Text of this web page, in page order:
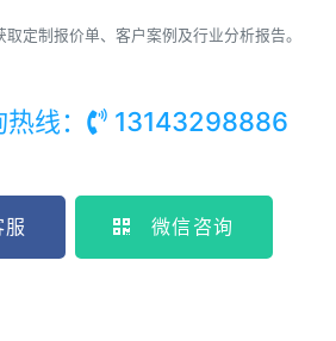
定制报价单、客户案例及行业分析报告。
线： 13143298886
微信咨询